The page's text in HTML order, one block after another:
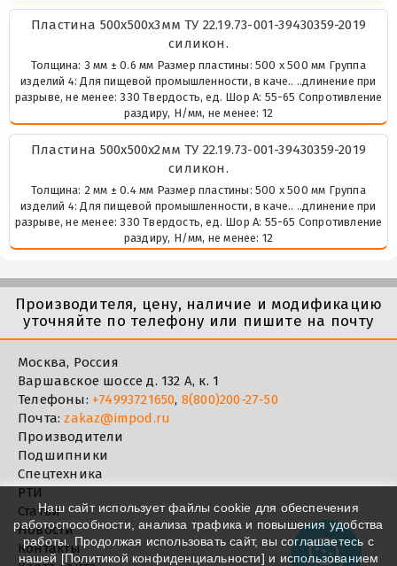
Пластина 500х500х3мм ТУ 22.19.73-001-39430359-2019
силикон.
Толщина: 3 мм ± 0.6 мм Размер пластины: 500 х 500 мм Группа
изделий 4: Для пищевой промышленности, в каче.. ..длинение при
разрыве, не менее: 330 Твердость, ед. Шор А: 55-65 Сопротивление
раздиру, Н/мм, не менее: 12
Пластина 500х500х2мм ТУ 22.19.73-001-39430359-2019
силикон.
Толщина: 2 мм ± 0.4 мм Размер пластины: 500 х 500 мм Группа
изделий 4: Для пищевой промышленности, в каче.. ..длинение при
разрыве, не менее: 330 Твердость, ед. Шор А: 55-65 Сопротивление
раздиру, Н/мм, не менее: 12
Производителя, цену, наличие и модификацию
уточняйте по телефону или пишите на почту
Москва, Россия
Варшавское шоссе д. 132 А, к. 1
Телефоны: +74993721650, 8(800)200-27-50
Почта:zakaz@impod.ru
Производители
Подшипники
Спецтехника
РТИ
Статьи
Новости
Контакты
Наш сайт использует файлы cookie для обеспечения
работоспособности, анализа трафика и повышения удобства
работы. Продолжая использовать сайт, вы соглашаетесь с
нашей [Политикой конфиденциальности] и использованием